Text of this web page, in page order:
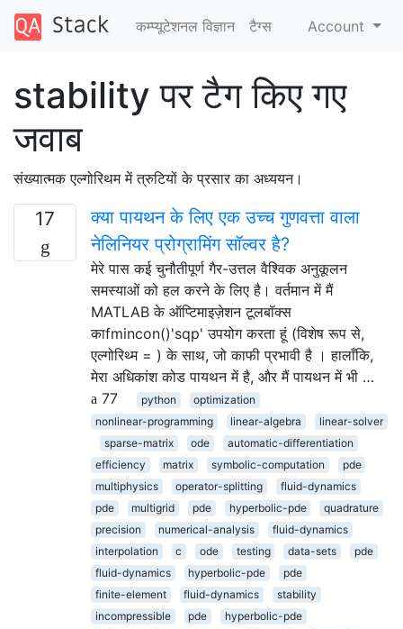
कम्प्यूटेशनल विज्ञान टैग्‍स Account
stability पर टैग किए गए
जवाब
संख्यात्मक एल्गोरिथम में त्रुटियों के प्रसार का अध्ययन।
17
क्या पायथन के लिए एक उच्च गुणवत्ता वाला
नेलिनियर प्रोग्रामिंग सॉल्वर है?
मेरे पास कई चुनौतीपूर्ण गैर-उत्तल वैश्विक अनुकूलन
समस्याओं को हल करने के लिए है। वर्तमान में मैं
MATLAB के ऑप्टिमाइज़ेशन टूलबॉक्स
काfmincon()'sqp' उपयोग करता हूं (विशेष रूप से,
एल्गोरिथ्म = ) के साथ, जो काफी प्रभावी है । हालाँकि,
मेरा अधिकांश कोड पायथन में है, और मैं पायथन में भी …
77
python
optimization
nonlinear-programming
linear-algebra
linear-solver
sparse-matrix
ode
automatic-differentiation
efficiency
matrix symbolic-computation
pde
multiphysics
operator-splitting
fluid-dynamics
pde
multigrid pde hyperbolic-pde
quadrature
precision
numerical-analysis
fluid-dynamics
interpolation
c ode testing data-sets
pde
fluid-dynamics
hyperbolic-pde
pde
finite-element
fluid-dynamics
stability
incompressible
pde
hyperbolic-pde